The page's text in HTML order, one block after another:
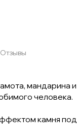
Отзывы
мандарина
человека.
камня